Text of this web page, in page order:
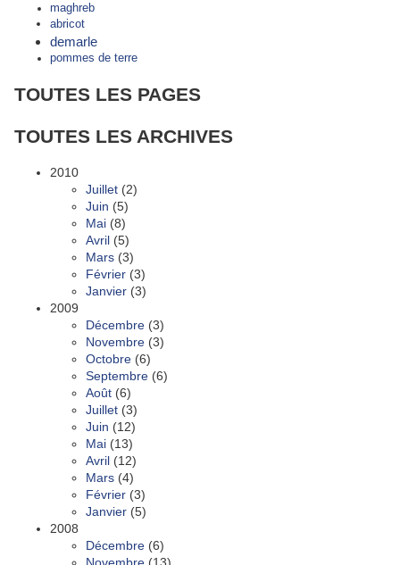
maghreb
abricot
demarle
pommes de terre
TOUTES LES PAGES
TOUTES LES ARCHIVES
2010
Juillet (2)
Juin (5)
Mai (8)
Avril (5)
Mars (3)
Février (3)
Janvier (3)
2009
Décembre (3)
Novembre (3)
Octobre (6)
Septembre (6)
Août (6)
Juillet (3)
Juin (12)
Mai (13)
Avril (12)
Mars (4)
Février (3)
Janvier (5)
2008
Décembre (6)